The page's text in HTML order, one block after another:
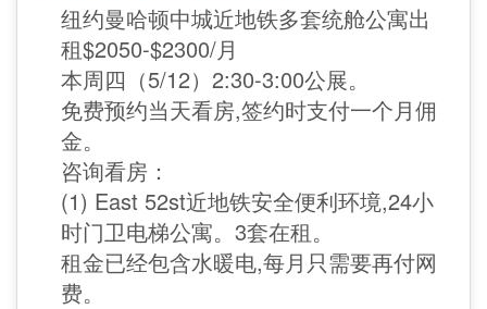
纽约曼哈顿中城近地铁多套统舱公寓出
租$2050-$2300/月
本周四（5/12）2:30-3:00公展。
免费预约当天看房,签约时支付一个月佣
金。
咨询看房：
(1) East 52st近地铁安全便利环境,24小
时门卫电梯公寓。3套在租。
租金已经包含水暖电,每月只需要再付网
费。